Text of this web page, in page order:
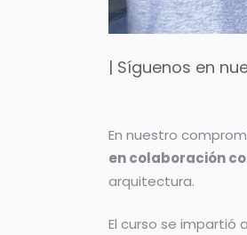
| Síguenos en
En nuestro
en colaboración
arquitectura.
El curso se impartió